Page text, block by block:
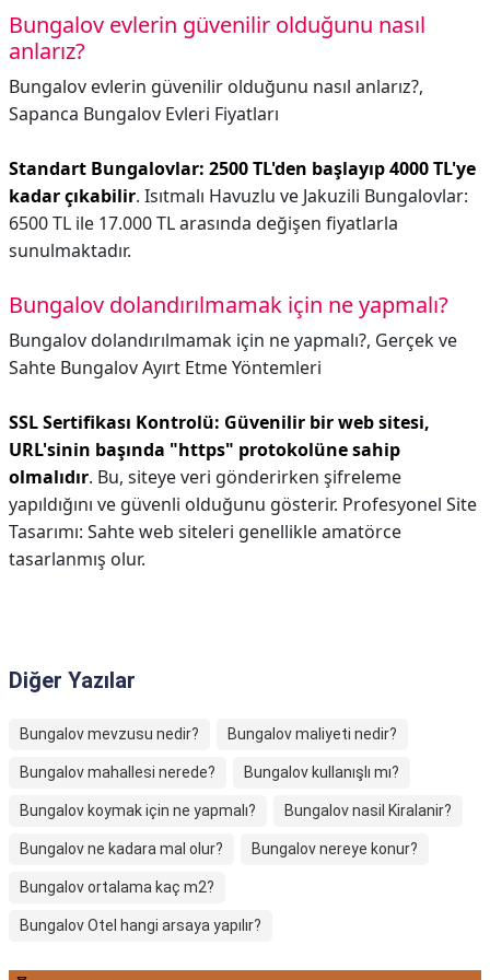
Bungalov evlerin güvenilir olduğunu nasıl
anlarız?
Bungalov evlerin güvenilir olduğunu nasıl anlarız?,
Sapanca Bungalov Evleri Fiyatları
Standart Bungalovlar: 2500 TL'den başlayıp 4000 TL'ye
kadar çıkabilir. Isıtmalı Havuzlu ve Jakuzili Bungalovlar:
6500 TL ile 17.000 TL arasında değişen fiyatlarla
sunulmaktadır.
Bungalov dolandırılmamak için ne yapmalı?
Bungalov dolandırılmamak için ne yapmalı?, Gerçek ve
Sahte Bungalov Ayırt Etme Yöntemleri
SSL Sertifikası Kontrolü: Güvenilir bir web sitesi,
URL'sinin başında "https" protokolüne sahip
olmalıdır. Bu, siteye veri gönderirken şifreleme
yapıldığını ve güvenli olduğunu gösterir. Profesyonel Site
Tasarımı: Sahte web siteleri genellikle amatörce
tasarlanmış olur.
Diğer Yazılar
Bungalov mevzusu nedir? Bungalov maliyeti nedir?
Bungalov mahallesi nerede? Bungalov kullanışlı mı?
Bungalov koymak için ne yapmalı? Bungalov nasil Kiralanir?
Bungalov ne kadara mal olur? Bungalov nereye konur?
Bungalov ortalama kaç m2?
Bungalov Otel hangi arsaya yapılır?